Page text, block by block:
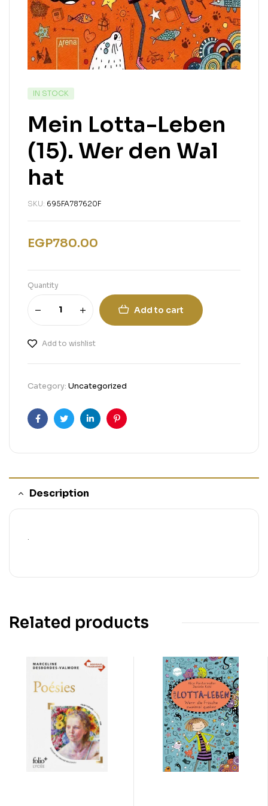
IN STOCK
Mein Lotta-Leben
(15). Wer den Wal
hat
SKU: 695FA787620F
EGP780.00
Quantity
Add to cart
Add to wishlist
Category: Uncategorized
FacebookTwitterLinkedinPinterest
Description
.
Related products